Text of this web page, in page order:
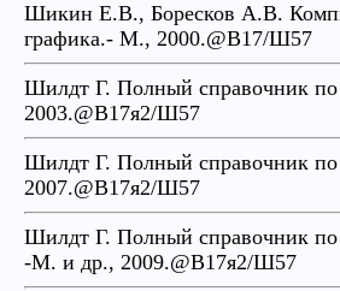
Шикин Е.В., Боресков А.В.
графика.- М., 2000.@В17/Ш57
Шилдт Г. Полный справочник
2003.@В17я2/Ш57
Шилдт Г. Полный справочник
2007.@В17я2/Ш57
Шилдт Г. Полный справочник по
-М. и др., 2009.@В17я2/Ш57